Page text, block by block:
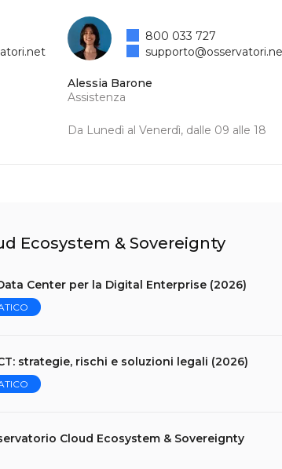
Alessia Barone
Assistenza
Da Lunedì al Venerdì, dalle 09 alle 18
800 033 727
Ecosystem & Sovereignty
Center per la Digital Enterprise (2026)
strategie, rischi e soluzioni legali (2026)
Cloud Ecosystem & Sovereignty